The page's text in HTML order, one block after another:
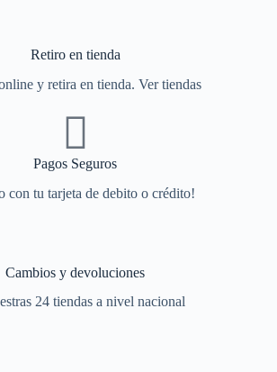
Retiro en tienda
y retira en tienda. Ver tiendas
Pagos Seguros
con tu tarjeta de debito o crédito!
Cambios y devoluciones
24 tiendas a nivel nacional